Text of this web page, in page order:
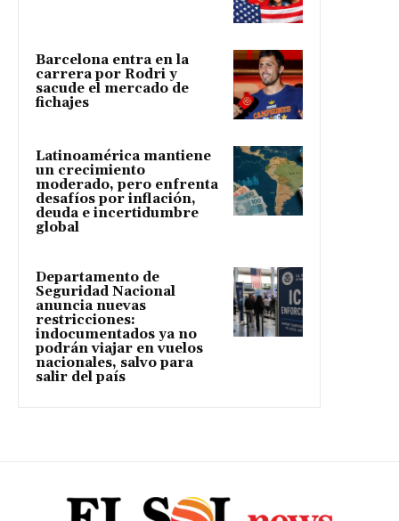
Barcelona entra en la
carrera por Rodri y
sacude el mercado de
fichajes
Latinoamérica mantiene
un crecimiento
moderado, pero enfrenta
desafíos por inflación,
deuda e incertidumbre
global
Departamento de
Seguridad Nacional
anuncia nuevas
restricciones:
indocumentados ya no
podrán viajar en vuelos
nacionales, salvo para
salir del país